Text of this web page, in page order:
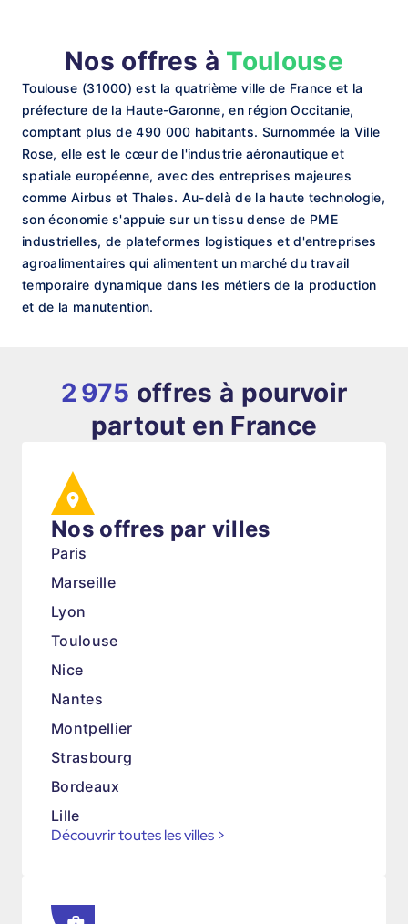
Nos offres à Toulouse
Toulouse (31000) est la quatrième ville de France et la
préfecture de la Haute-Garonne, en région Occitanie,
comptant plus de 490 000 habitants. Surnommée la Ville
Rose, elle est le cœur de l'industrie aéronautique et
spatiale européenne, avec des entreprises majeures
comme Airbus et Thales. Au-delà de la haute technologie,
son économie s'appuie sur un tissu dense de PME
industrielles, de plateformes logistiques et d'entreprises
agroalimentaires qui alimentent un marché du travail
temporaire dynamique dans les métiers de la production
et de la manutention.
2 975 offres à pourvoir
partout en France
Nos offres par villes
Paris
Marseille
Lyon
Toulouse
Nice
Nantes
Montpellier
Strasbourg
Bordeaux
Lille
Découvrir toutes les villes >